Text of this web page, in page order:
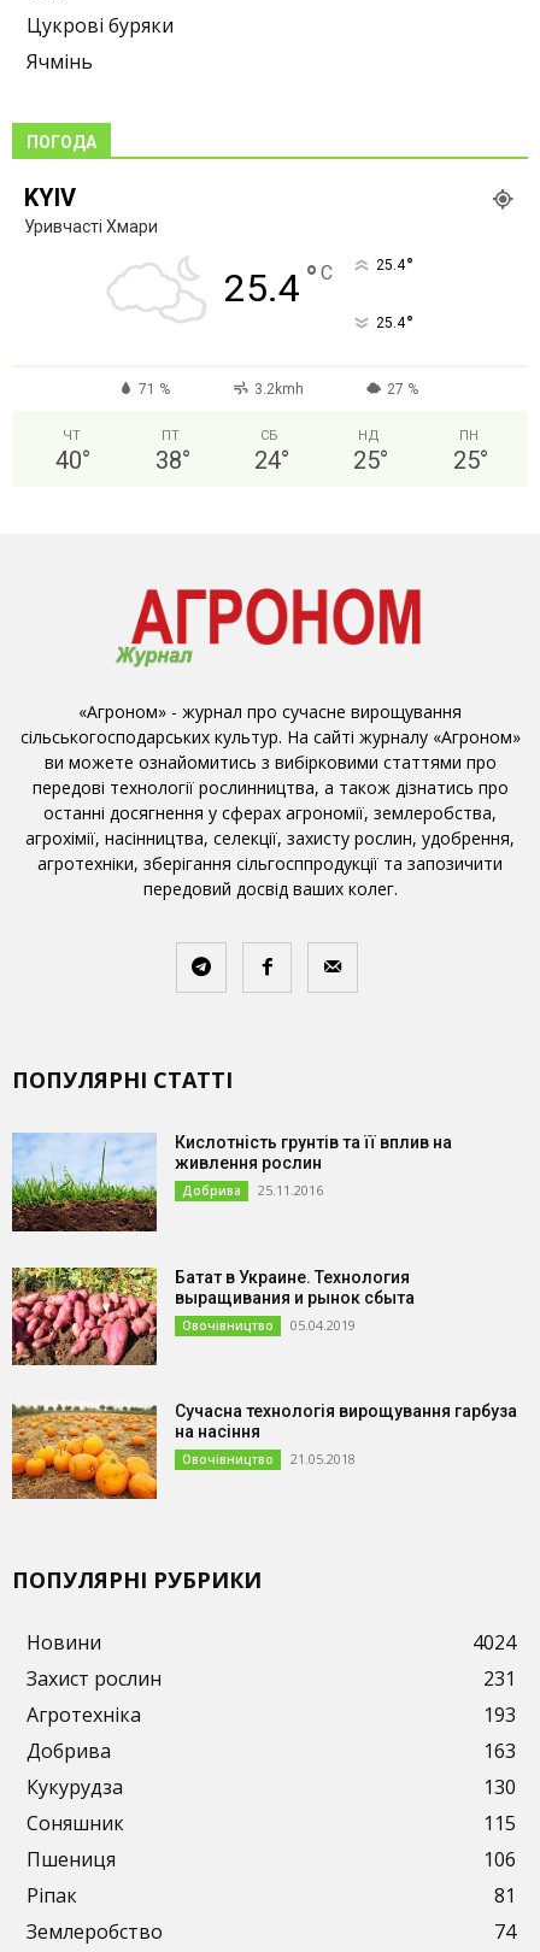
Цукрові буряки
Ячмінь
ПОГОДА
KYIV
Уривчасті Хмари
25.4 ° C 25.4°
25.4°
71 % 3.2kmh 27 %
ЧТ
40°
ПТ
38°
СБ
24°
НД
25°
ПН
25°
«Агроном» - журнал про сучасне вирощування
сільськогосподарських культур. На сайті журналу «Агроном»
ви можете ознайомитись з вибірковими статтями про
передові технології рослинництва, а також дізнатись про
останні досягнення у сферах агрономії, землеробства,
агрохімії, насінництва, селекції, захисту рослин, удобрення,
агротехніки, зберігання сільгосппродукції та запозичити
передовий досвід ваших колег.
ПОПУЛЯРНІ СТАТТІ
Кислотність грунтів та її вплив на
живлення рослин
Добрива 25.11.2016
Батат в Украине. Технология
выращивания и рынок сбыта
Овочівництво 05.04.2019
Сучасна технологія вирощування гарбуза
на насіння
Овочівництво 21.05.2018
ПОПУЛЯРНІ РУБРИКИ
Новини
4024
Захист рослин
231
Агротехніка
193
Добрива
163
Кукурудза
130
Соняшник
115
Пшениця
106
Ріпак
81
Землеробство
74